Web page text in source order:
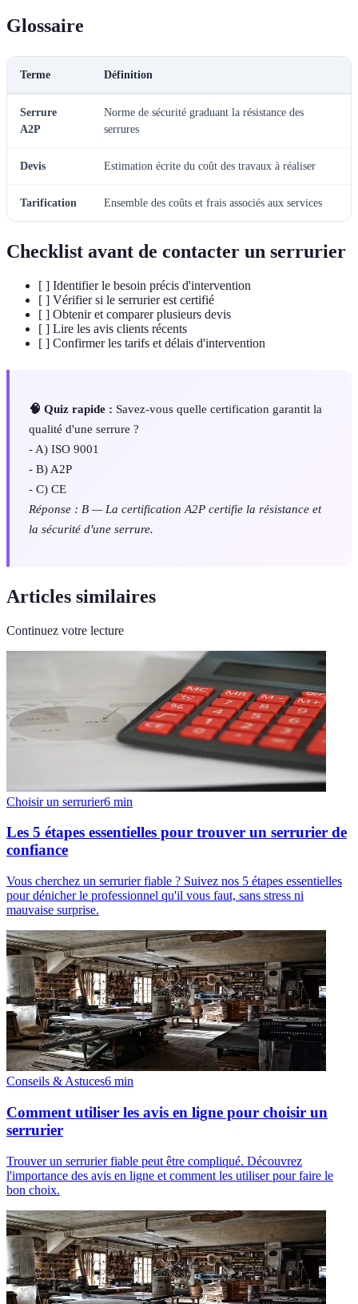
Glossaire
Terme Définition
Serrure
A2P
Norme de sécurité graduant la résistance des
serrures
Devis Estimation écrite du coût des travaux à réaliser
Tarification Ensemble des coûts et frais associés aux services
Checklist avant de contacter un serrurier
[ ] Identifier le besoin précis d'intervention
[ ] Vérifier si le serrurier est certifié
[ ] Obtenir et comparer plusieurs devis
[ ] Lire les avis clients récents
[ ] Confirmer les tarifs et délais d'intervention
🧠 Quiz rapide : Savez-vous quelle certification garantit la
qualité d'une serrure ?
- A) ISO 9001
- B) A2P
- C) CE
Réponse : B — La certification A2P certifie la résistance et
la sécurité d'une serrure.
Articles similaires
Continuez votre lecture
Choisir un serrurier6 min
Les 5 étapes essentielles pour trouver un serrurier de
confiance
Vous cherchez un serrurier fiable ? Suivez nos 5 étapes essentielles
pour dénicher le professionnel qu'il vous faut, sans stress ni
mauvaise surprise.
Conseils & Astuces6 min
Comment utiliser les avis en ligne pour choisir un
serrurier
Trouver un serrurier fiable peut être compliqué. Découvrez
l'importance des avis en ligne et comment les utiliser pour faire le
bon choix.